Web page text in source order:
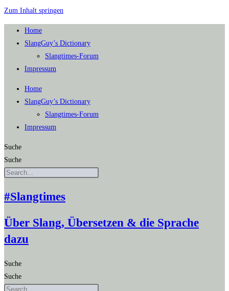
Zum Inhalt springen
Home
SlangGuy’s Dic­tion­a­ry
Slang­times-Forum
Impres­sum
Home
SlangGuy’s Dic­tion­a­ry
Slang­times-Forum
Impres­sum
Suche
Suche
#Slangtimes
Über Slang, Übersetzen & die Sprache
dazu
Suche
Suche